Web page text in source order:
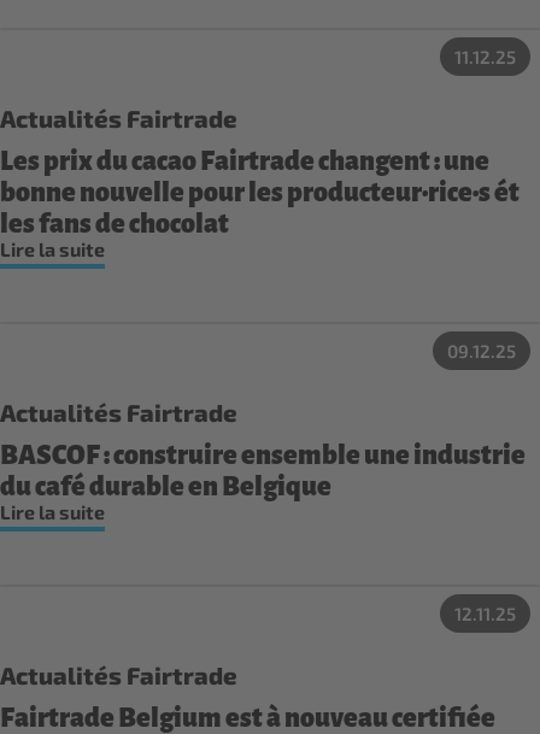
11.12.25
Actualités Fairtrade
Les prix du cacao Fairtrade changent : une
bonne nouvelle pour les producteur·rice·s ét
les fans de chocolat
Lire la suite
09.12.25
Actualités Fairtrade
BASCOF : construire ensemble une industrie
du café durable en Belgique
Lire la suite
12.11.25
Actualités Fairtrade
Fairtrade Belgium est à nouveau certifiée